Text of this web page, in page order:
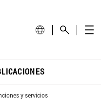
y servicios